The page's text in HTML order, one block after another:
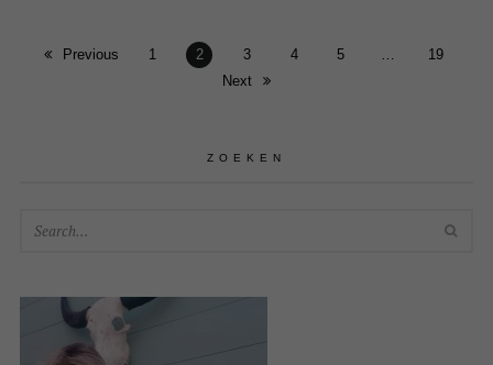
Previous 1 2 3 4 5 …
19
Next
ZOEKEN